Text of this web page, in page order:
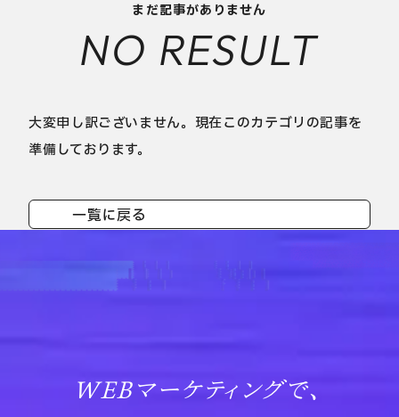
まだ記事がありません
NO RESULT
大変申し訳ございません。現在このカテゴリの記事を
準備しております。
一覧に戻る
WEBマーケティングで、